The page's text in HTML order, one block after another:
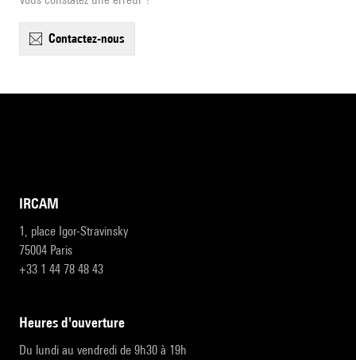
contactez-nous
IRCAM
1, place Igor-Stravinsky
75004 Paris
+33 1 44 78 48 43
heures d'ouverture
Du lundi au vendredi de 9h30 à 19h